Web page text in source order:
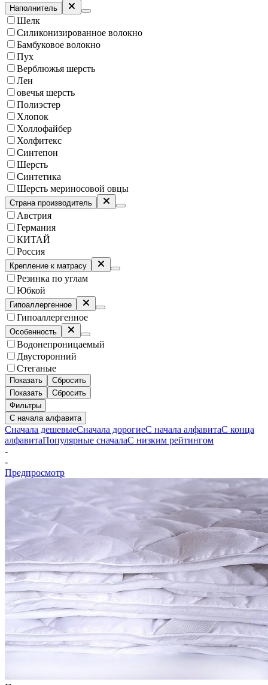
Наполнитель
Шелк
Силиконизированное волокно
Бамбуковое волокно
Пух
Верблюжья шерсть
Лен
овечья шерсть
Полиэстер
Хлопок
Холлофайбер
Холфитекс
Синтепон
Шерсть
Синтетика
Шерсть мериносовой овцы
Страна производитель
Австрия
Германия
КИТАЙ
Россия
Крепление к матрасу
Резинка по углам
Юбкой
Гипоаллергенное
Гипоаллергенное
Особенность
Водонепроницаемый
Двусторонний
Стеганые
Показать
Сбросить
Показать
Сбросить
Фильтры
С начала алфавита
Сначала дешевыеСначала дорогиеС начала алфавитаС конца
алфавитаПопулярные сначалаС низким рейтингом
-
-
Предпросмотр